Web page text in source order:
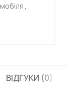
,
ВІДГУКИ (0)